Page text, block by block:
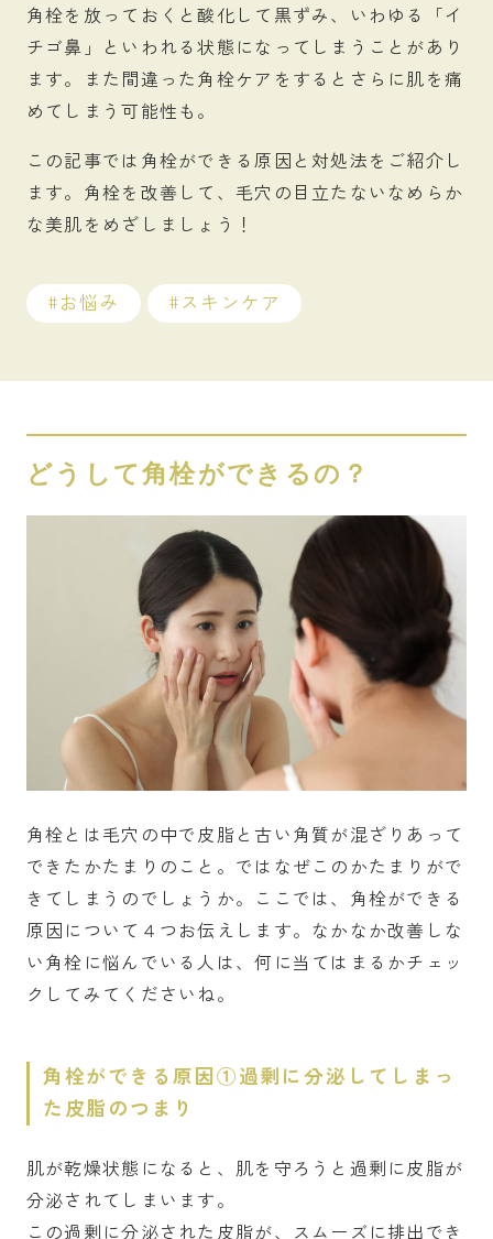
角栓を放っておくと酸化して黒ずみ、いわゆる「イ
チゴ鼻」といわれる状態になってしまうことがあり
ます。また間違った角栓ケアをするとさらに肌を痛
めてしまう可能性も。
この記事では角栓ができる原因と対処法をご紹介し
ます。角栓を改善して、毛穴の目立たないなめらか
な美肌をめざしましょう！
お悩み スキンケア
どうして角栓ができるの？
角栓とは毛穴の中で皮脂と古い角質が混ざりあって
できたかたまりのこと。ではなぜこのかたまりがで
きてしまうのでしょうか。ここでは、角栓ができる
原因について４つお伝えします。なかなか改善しな
い角栓に悩んでいる人は、何に当てはまるかチェッ
クしてみてくださいね。
角栓ができる原因①過剰に分泌してしまっ
た皮脂のつまり
肌が乾燥状態になると、肌を守ろうと過剰に皮脂が
分泌されてしまいます。
この過剰に分泌された皮脂が、スムーズに排出でき